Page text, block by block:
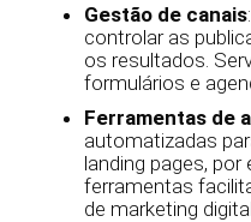
Gestão de canais
controlar as
os resultados.
formulários e
Ferramentas de
automatizadas
landing pages,
ferramentas
de marketing digital.